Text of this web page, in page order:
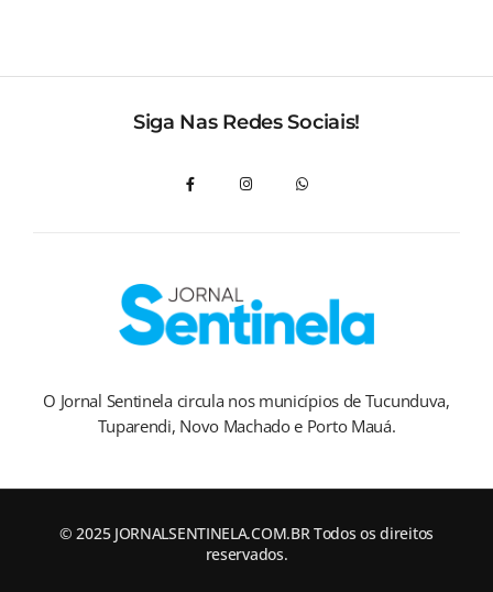
Siga Nas Redes Sociais!
O Jornal Sentinela circula nos municípios de Tucunduva,
Tuparendi, Novo Machado e Porto Mauá.
© 2025 JORNALSENTINELA.COM.BR Todos os direitos
reservados.